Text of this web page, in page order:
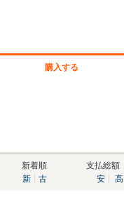
購入する
新着順
新
古
支払総額
安
高